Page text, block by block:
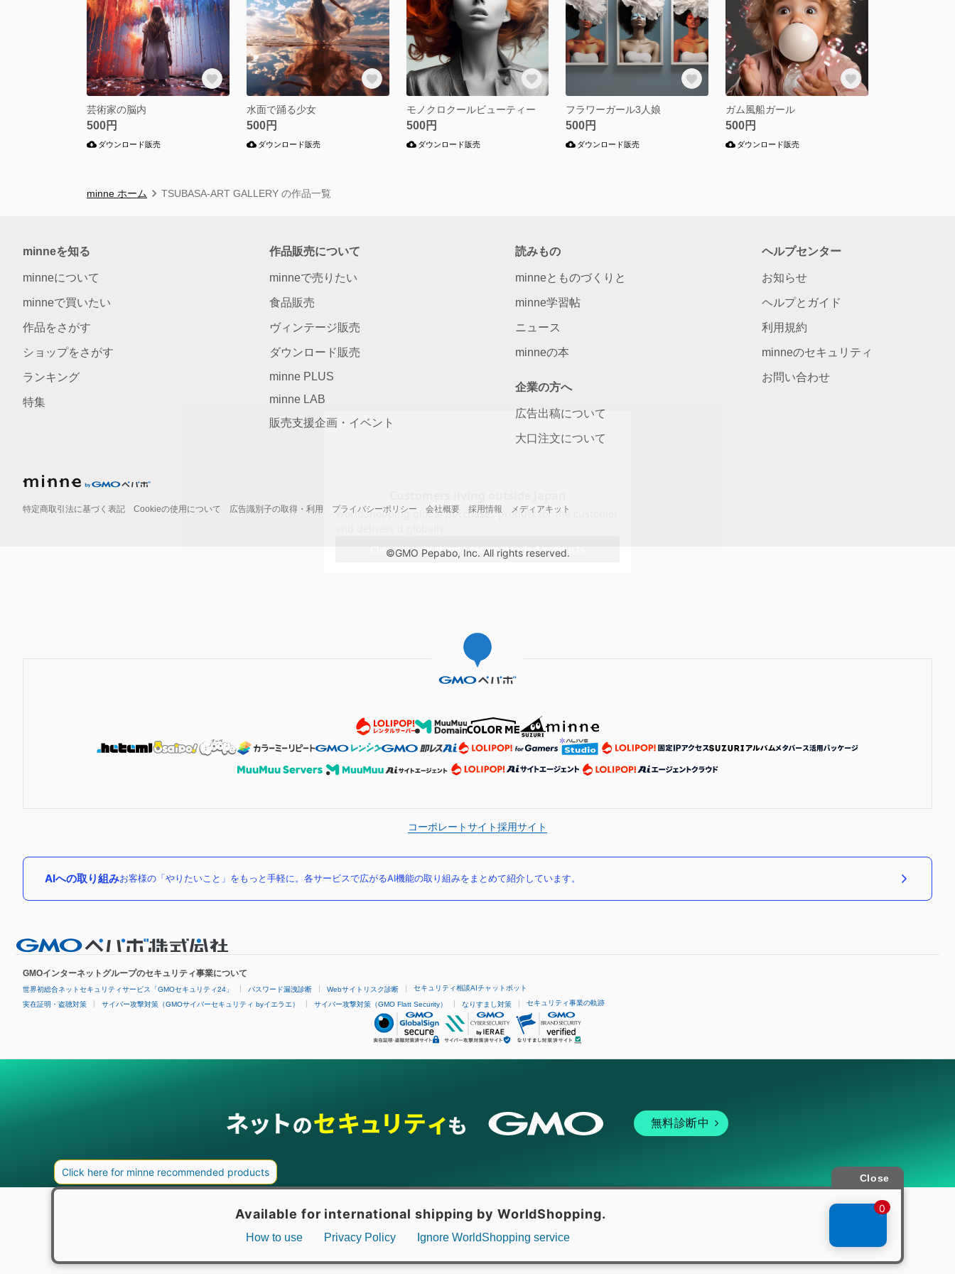
芸術家の脳内
500円
ダウンロード販売
水面で踊る少女
500円
ダウンロード販売
モノクロクールビューティー
500円
ダウンロード販売
フラワーガール3人娘
500円
ダウンロード販売
ガム風船ガール
500円
ダウンロード販売
minne ホーム TSUBASA-ART GALLERY の作品一覧
minneを知る
minneについて
minneで買いたい
作品をさがす
ショップをさがす
ランキング
特集
作品販売について
minneで売りたい
食品販売
ヴィンテージ販売
ダウンロード販売
minne PLUS
minne LAB
販売支援企画・イベント
読みもの
minneとものづくりと
minne学習帖
ニュース
minneの本
企業の方へ
広告出稿について
大口注文について
ヘルプセンター
お知らせ
ヘルプとガイド
利用規約
minneのセキュリティ
お問い合わせ
特定商取引法に基づく表記 Cookieの使用について 広告識別子の取得・利用 プライバシーポリシー 会社概要 採用情報 メディアキット
©GMO Pepabo, Inc. All rights reserved.
コーポレートサイト採用サイト
AIへの取り組みお客様の「やりたいこと」をもっと手軽に。各サービスで広がるAI機能の取り組みをまとめて紹介しています。
GMOインターネットグループのセキュリティ事業について
世界初総合ネットセキュリティサービス「GMOセキュリティ24」 パスワード漏洩診断 Webサイトリスク診断 セキュリティ相談AIチャットボット
実在証明・盗聴対策 サイバー攻撃対策（GMOサイバーセキュリティ byイエラエ） サイバー攻撃対策（GMO Flatt Security） なりすまし対策 セキュリティ事業の軌跡
無料診断中
セキュリティ マーケティング支援 リサーチ